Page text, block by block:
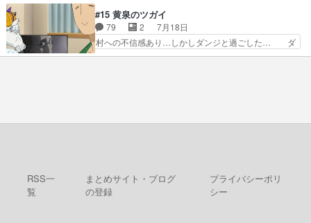
の何もない日常※もっと密着… LIMITかも知れな
い。キュアエクレール… ・解決編、完全に前4話
で謎解きさせるスタ…
コミどころが多すぎてある意味おもしろ… 胸が凄
くスカッっとしたずっと苦痛を伴って… 祖父母に
人の心があってよかった。それにし… 柚子が家族
と決別する回柚子を傷つけた瑶太… 今期のアニメ
#15 黄泉のツガイ
79 2
7月18日
村への不信感あり…しかしダンジと過ごした… ダ
ンジが下界で偽アサを探す？聞きたいこと… ダン
RSS一
覧
まとめサイト・ブログ
の登録
プライバシーポリ
シー